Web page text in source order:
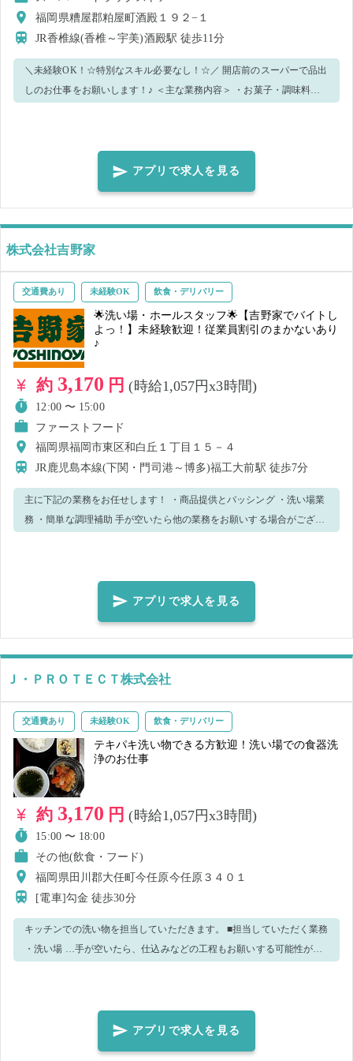
福岡県糟屋郡粕屋町酒殿１９２−１
JR香椎線(香椎～宇美)酒殿駅 徒歩11分
＼未経験OK！☆特別なスキル必要なし！☆／ 開店前のスーパーで品出
しのお仕事をお願いします！♪ ＜主な業務内容＞ ・お菓子・調味料・
ですので、未経験の方でもOK◎ わからないことはレクチャーしますの
仕事できる方 ▼モクモクと作業ができる方 ▼朝が得意な方 ▼品出し経
験のある方 などにおすすめです＊° 気になった方はぜひご応募くださ
い♪
アプリで求人を見る
株式会社吉野家
交通費あり 未経験OK 飲食・デリバリー
🌟洗い場・ホールスタッフ🌟【吉野家でバイトし
よっ！】未経験歓迎！従業員割引のまかないあり
♪
約 3,170 円(時給1,057円x3時間)
12:00 〜 15:00
ファーストフード
福岡県福岡市東区和白丘１丁目１５－４
JR鹿児島本線(下関・門司港～博多)福工大前駅 徒歩7分
主に下記の業務をお任せします！ ・商品提供とバッシング ・洗い場業
務 ・簡単な調理補助 手が空いたら他の業務をお願いする場合がござい
は7割引き！(現金にて負担)メニューから好きな商品をお選びくださ
アプリで求人を見る
Ｊ・ＰＲＯＴＥＣＴ株式会社
交通費あり 未経験OK 飲食・デリバリー
テキパキ洗い物できる方歓迎！洗い場での食器洗
浄のお仕事
約 3,170 円(時給1,057円x3時間)
15:00 〜 18:00
その他(飲食・フード)
福岡県田川郡大任町今任原今任原３４０１
[電車]勾金徒歩30分
キッチンでの洗い物を担当していただきます。 ■担当していただく業務
・洗い場 …手が空いたら、仕込みなどの工程もお願いする可能性があ
アプリで求人を見る